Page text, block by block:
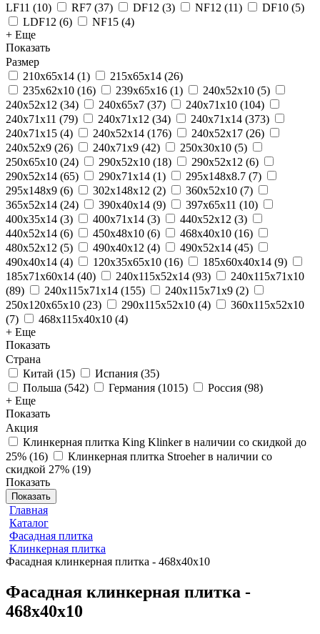
LF11 (10) RF7 (37) DF12 (3) NF12 (11) DF10 (5)
LDF12 (6) NF15 (4)
+ Еще
Показать
Размер
210x65x14 (1) 215х65х14 (26)
235x62x10 (16) 239х65х16 (1) 240x52x10 (5)
240x52x12 (34) 240x65x7 (37) 240x71x10 (104)
240x71x11 (79) 240x71x12 (34) 240x71x14 (373)
240x71x15 (4) 240х52х14 (176) 240х52х17 (26)
240х52х9 (26) 240х71х9 (42) 250x30x10 (5)
250x65x10 (24) 290x52x10 (18) 290x52x12 (6)
290x52x14 (65) 290x71x14 (1) 295х148х8.7 (7)
295х148х9 (6) 302х148х12 (2) 360х52х10 (7)
365x52x14 (24) 390x40x14 (9) 397x65x11 (10)
400х35х14 (3) 400х71х14 (3) 440x52x12 (3)
440х52х14 (6) 450x48x10 (6) 468x40x10 (16)
480х52х12 (5) 490x40x12 (4) 490x52x14 (45)
490х40х14 (4) 120x35x65x10 (16) 185x60x40x14 (9)
185х71х60х14 (40) 240x115x52x14 (93)
240x115x71x10
(89) 240x115x71x14 (155) 240x115x71x9 (2)
250x120x65x10 (23) 290x115x52x10 (4)
360x115x52x10
(7) 468x115x40x10 (4)
+ Еще
Показать
Страна
Китай (15) Испания (35)
Польша (542) Германия (1015) Россия (98)
+ Еще
Показать
Акция
Клинкерная плитка King Klinker в наличии со скидкой до
25% (16)
Клинкерная плитка Stroeher в наличии со
скидкой 27% (19)
Показать
Показать
Главная
Каталог
Фасадная плитка
Клинкерная плитка
Фасадная клинкерная плитка - 468х40х10
Фасадная клинкерная плитка -
468х40х10